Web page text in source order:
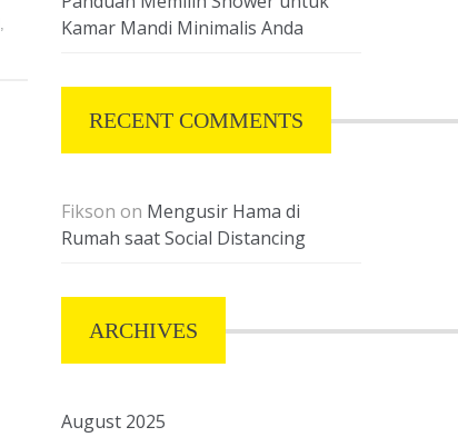
,
Kamar Mandi Minimalis Anda
RECENT COMMENTS
Fikson on Mengusir Hama di
Rumah saat Social Distancing
ARCHIVES
August 2025